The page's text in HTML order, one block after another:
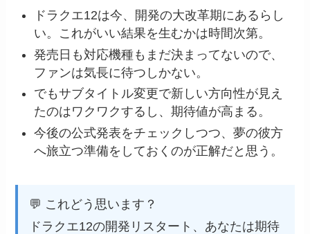
ドラクエ12は今、開発の大改革期にあるらし
い。これがいい結果を生むかは時間次第。
発売日も対応機種もまだ決まってないので、
ファンは気長に待つしかない。
でもサブタイトル変更で新しい方向性が見え
たのはワクワクするし、期待値が高まる。
今後の公式発表をチェックしつつ、夢の彼方
へ旅立つ準備をしておくのが正解だと思う。
💬 これどう思います？
ドラクエ12の開発リスタート、あなたは期待